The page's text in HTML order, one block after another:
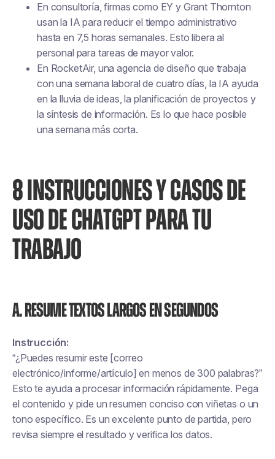
En consultoría, firmas como EY y Grant Thornton
usan la IA para reducir el tiempo administrativo
hasta en 7,5 horas semanales. Esto libera al
personal para tareas de mayor valor.
En RocketAir, una agencia de diseño que trabaja
con una semana laboral de cuatro días, la IA ayuda
en la lluvia de ideas, la planificación de proyectos y
la síntesis de información. Es lo que hace posible
una semana más corta.
8 INSTRUCCIONES Y CASOS DE
USO DE CHATGPT PARA TU
TRABAJO
A. Resume textos largos en segundos
Instrucción:
“¿Puedes resumir este [correo
electrónico/informe/artículo] en menos de 300 palabras?”
Esto te ayuda a procesar información rápidamente. Pega
el contenido y pide un resumen conciso con viñetas o un
tono específico. Es un excelente punto de partida, pero
revisa siempre el resultado y verifica los datos.